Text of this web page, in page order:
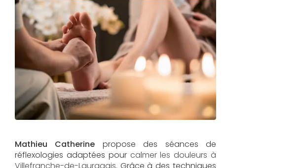
Mathieu Catherine propose des séances de
réflexologies adaptées pour calmer les douleurs à
Villefranche-de-Lauragais. Grâce à des techniques